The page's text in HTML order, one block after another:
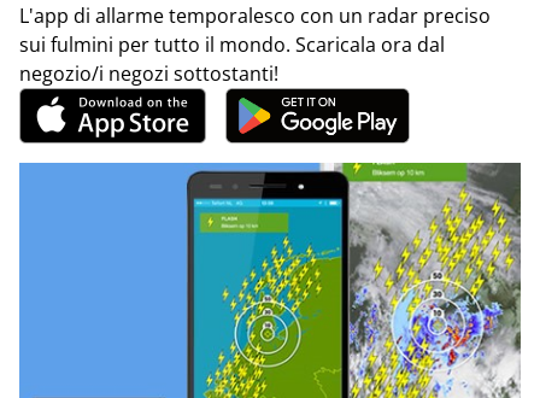
L'app di allarme temporalesco con un radar preciso
sui fulmini per tutto il mondo. Scaricala ora dal
negozio/i negozi sottostanti!